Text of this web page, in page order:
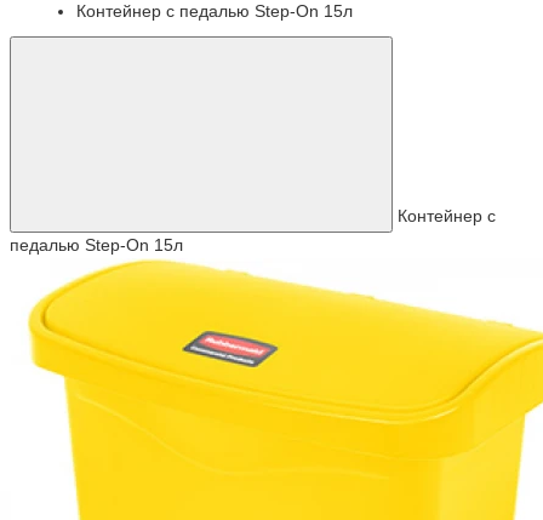
Контейнер с педалью Step-On 15л
Контейнер с
педалью Step-On 15л